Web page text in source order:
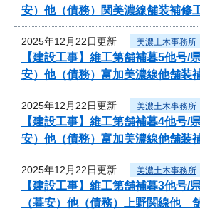
安）他（債務）関美濃線舗装補修
2025年12月22日更新 美濃土木事務所
【建設工事】維工第舗補暮5他号
安）他（債務）富加美濃線他舗装
2025年12月22日更新 美濃土木事務所
【建設工事】維工第舗補暮4他号
安）他（債務）富加美濃線他舗装
2025年12月22日更新 美濃土木事務所
【建設工事】維工第舗補暮3他号
（暮安）他（債務）上野関線他